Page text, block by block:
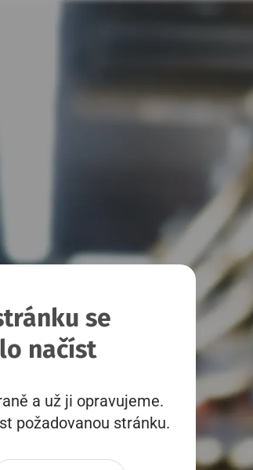
se
načíst
a už ji opravujeme.
požadovanou stránku.